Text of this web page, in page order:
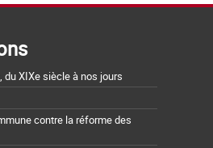
XIXe siècle à nos jours
contre la réforme des